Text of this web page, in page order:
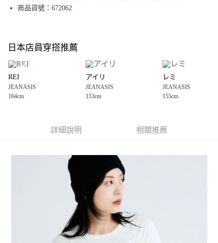
悠遊付
全盈+PAY
大哥付你分期
1.本服務由台灣大哥大提供，台灣大哥大用戶可立即使用無須另外申請。
2.付款方式選擇「大哥付你分期」，訂單成立後會自動跳轉到大哥付的交易
3.實際核准額度、可分期數及費用金額請依後續交易確認頁面所載為準。
4.訂單成立30分鐘內，如未前往確認交易或遇審核未通過，訂單將自動取
1.分期款項不併入電信帳單，「大哥付你分期」於每月結算日後寄送繳費提
2.透過簡訊連結打開帳單後，可選擇「超商條碼／台灣大直營門市／銀行轉
帳／街口支付／iPASS MONEY」等通路繳費。
1.本服務係由「台灣大哥大股份有限公司」（以下簡稱本公司）所提供，讓
用戶於交易時，得透過本服務購買商品或服務，並由商店將買賣／分期付款
買賣價金債權讓與本公司後，依約使用本公司帳單繳交帳款。
AFTEE先享後付
３．安心：先確認商品／服務後，再付款。
【「AFTEE先享後付」結帳流程】
１．於結帳方式選擇「AFTEE先享後付」後，將跳轉至「AFTEE先享後付」
結帳頁面，進行簡訊認證並確認金額後，即可完成結帳。
２．訂單成立數日內，您將收到繳費通知簡訊。
３．收到繳費通知簡訊後14天內，點擊此簡訊中的連結，可透過四大超商／
ATM／網路銀行／等多元方式進行付款，方視為交易完成。
※ 請注意：結帳手續完成當下不需立刻繳費，但若您需要取消訂單，請聯絡
購買商品的店家。未經商家同意取消之訂單仍視為有效，需透過AFTEE先享
每筆NT$80，滿NT$888(含以上)免運費
每筆NT$80，滿NT$888(含以上)免運費
每筆NT$80，滿NT$1,500(含以上)免運費
商品貨號：672062
日本店員穿搭推薦
REI
JEANASIS
164cm
アイリ
JEANASIS
153cm
レミ
JEANASIS
155cm
詳細說明 相關推薦